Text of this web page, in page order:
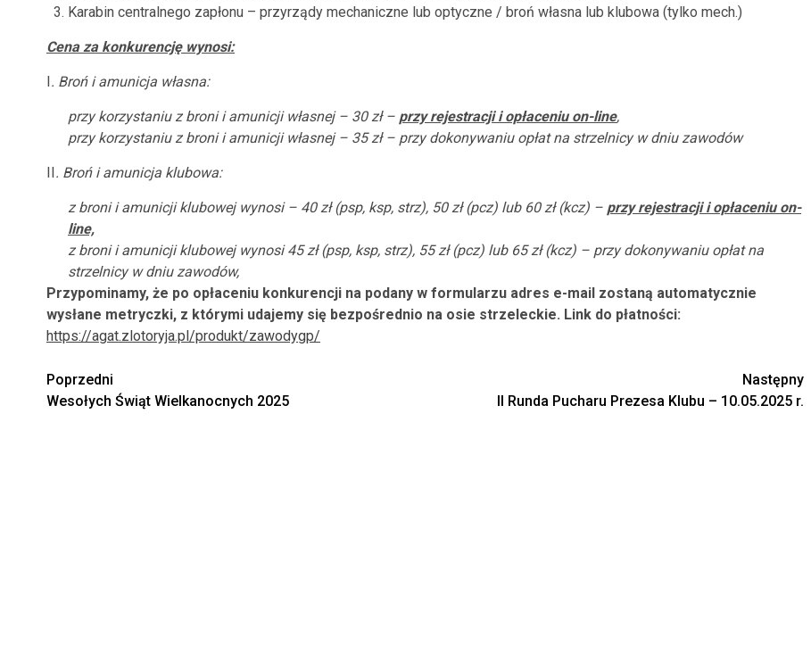
Karabin centralnego zapłonu – przyrządy mechaniczne lub optyczne / broń własna lub klubowa (tylko mech.)
Cena za konkurencję wynosi:
I. Broń i amunicja własna:
przy korzystaniu z broni i amunicji własnej – 30 zł – przy rejestracji i opłaceniu on-line,
przy korzystaniu z broni i amunicji własnej – 35 zł – przy dokonywaniu opłat na strzelnicy w dniu zawodów
II. Broń i amunicja klubowa:
z broni i amunicji klubowej wynosi – 40 zł (psp, ksp, strz), 50 zł (pcz) lub 60 zł (kcz) – przy rejestracji i opłaceniu on-
line,
z broni i amunicji klubowej wynosi 45 zł (psp, ksp, strz), 55 zł (pcz) lub 65 zł (kcz) – przy dokonywaniu opłat na
strzelnicy w dniu zawodów,
Przypominamy, że po opłaceniu konkurencji na podany w formularzu adres e-mail zostaną automatycznie
wysłane metryczki, z którymi udajemy się bezpośrednio na osie strzeleckie. Link do płatności:
https://agat.zlotoryja.pl/produkt/zawodygp/
Zobacz
wpisy
Poprzedni
Wesołych Świąt Wielkanocnych 2025
Następny
II Runda Pucharu Prezesa Klubu – 10.05.2025 r.